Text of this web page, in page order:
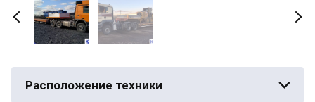
Расположение техники